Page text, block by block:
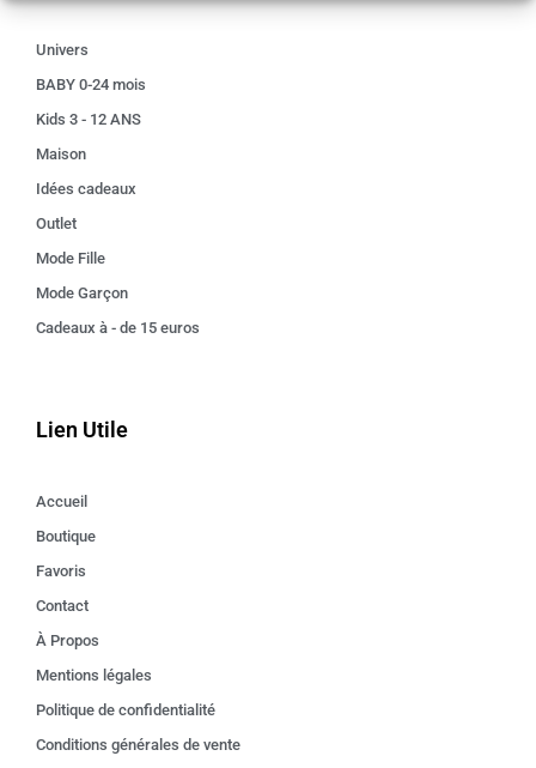
Univers
BABY 0-24 mois
Kids 3 - 12 ANS
Maison
Idées cadeaux
Outlet
Mode Fille
Mode Garçon
Cadeaux à - de 15 euros
Lien Utile
Accueil
Boutique
Favoris
Contact
À Propos
Mentions légales
Politique de confidentialité
Conditions générales de vente